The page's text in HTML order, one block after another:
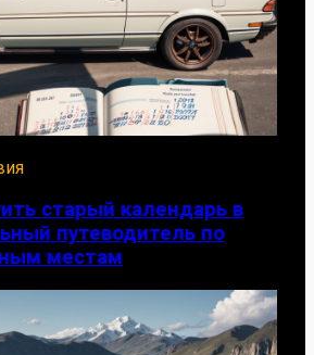
старый календарь в
путеводитель по
местам